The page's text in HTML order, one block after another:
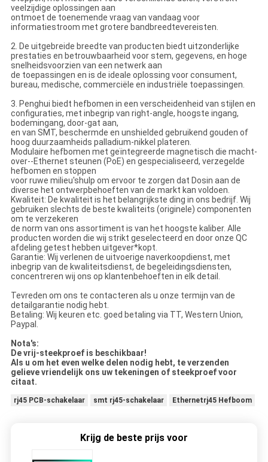
veelzijdige oplossingen aan
ontmoet de toenemende vraag van vandaag voor
informatiestroom met grotere bandbreedtevereisten.
2. De uitgebreide breedte van producten biedt uitzonderlijke
prestaties en betrouwbaarheid voor stem, gegevens, en hoge
snelheidsvoorzien van een netwerk aan
de toepassingen en is de ideale oplossing voor consument,
bureau, medische, commerciële en industriële toepassingen.
3. Penghui biedt hefbomen in een verscheidenheid van stijlen en
configuraties, met inbegrip van right-angle, hoogste ingang,
bodemingang, door-gat aan,
en van SMT, beschermde en unshielded gebruikend gouden of
hoog duurzaamheids palladium-nikkel plateren.
Modulaire hefbomen met geïntegreerde magnetisch die macht-
over--Ethernet steunen (PoE) en gespecialiseerd, verzegelde
hefbomen en stoppen
voor ruwe milieu'shulp om ervoor te zorgen dat Dosin aan de
diverse het ontwerpbehoeften van de markt kan voldoen.
Kwaliteit: De kwaliteit is het belangrijkste ding in ons bedrijf. Wij
gebruiken slechts de beste kwaliteits (originele) componenten
om te verzekeren
de norm van ons assortiment is van het hoogste kaliber. Alle
producten worden die wij strikt geselecteerd en door onze QC
afdeling getest hebben uitgever*kopt.
Garantie: Wij verlenen de uitvoerige naverkoopdienst, met
inbegrip van de kwaliteitsdienst, de begeleidingsdiensten,
concentreren wij ons op klantenbehoeften in elk detail.
Tevreden om ons te contacteren als u onze termijn van de
detailgarantie nodig hebt.
Betaling: Wij keuren etc. goed betaling via TT, Western Union,
Paypal.
Nota's:
De vrij-steekproef is beschikbaar!
Als u om het even welke delen nodig hebt, te verzenden
gelieve vriendelijk ons uw tekeningen of steekproef voor
citaat.
rj45 PCB-schakelaar smt rj45-schakelaar Ethernetrj45 Hefboom
Krijg de beste prijs voor